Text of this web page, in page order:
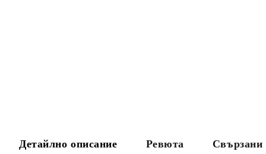
Детайлно описание Ревюта Свързани